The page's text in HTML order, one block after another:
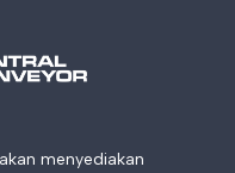
menyediakan